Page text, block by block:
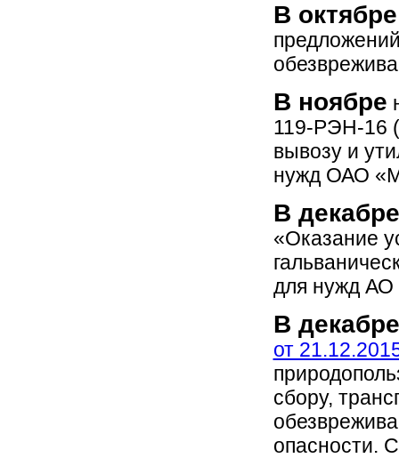
В октябре
В ноябре
119-РЭН-16
вывозу и
нужд ОАО
В декабре
«Оказание
для нужд АО
В декабре
от
сбору,
опасности.